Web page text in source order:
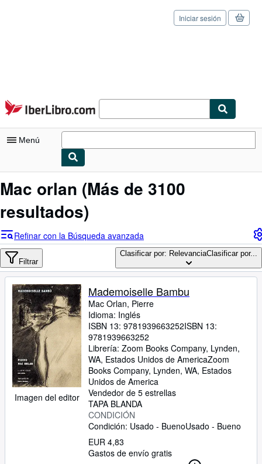
Pasar al contenido principal
IberLibro.com
Iniciar sesión
Menú
Mi cuenta
Consultar mis pedidos
Búsqueda avanzada
Colecciones
Libros antiguos
Arte y coleccionismo
Vendedores
Comenzar a vender
Ayuda
CERRAR
Mac orlan (Más de 3100
resultados)
Refinar con la Búsqueda avanzada
Filtrar
Clasificar por: RelevanciaClasificar por...
Imagen del editor
Mademoiselle Bambu
Mac Orlan, Pierre
Idioma: Inglés
ISBN 13: 9781939663252ISBN 13:
9781939663252
Librería: Zoom Books Company, Lynden,
WA, Estados Unidos de AmericaZoom
Books Company, Lynden, WA, Estados
Unidos de America
Vendedor de 5 estrellas
TAPA BLANDA
CONDICIÓN
Condición: Usado - BuenoUsado - Bueno
EUR 4,83
Gastos de envío gratis